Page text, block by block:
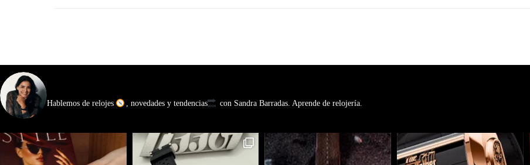
Hablemos de relojes , novedades y tendencias con Sandra Barradas. Aprende de relojería.